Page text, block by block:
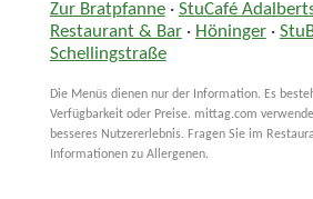
Zur Bratpfanne· StuCafé
Restaurant & Bar· Höninger·
Schellingstraße
Die Menüs dienen nur der Information. Es
Verfügbarkeit oder Preise. mittag.com
besseres Nutzererlebnis. Fragen Sie im
Informationen zu Allergenen.